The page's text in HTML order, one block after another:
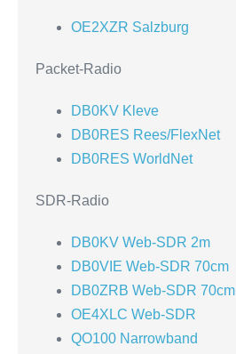
OE2XZR Salzburg
Packet-Radio
DB0KV Kleve
DB0RES Rees/FlexNet
DB0RES WorldNet
SDR-Radio
DB0KV Web-SDR 2m
DB0VIE Web-SDR 70cm
DB0ZRB Web-SDR 70cm
OE4XLC Web-SDR
QO100 Narrowband